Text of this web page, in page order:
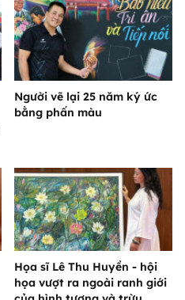
Người vẽ lại 25 năm ký ức
bằng phấn màu
Họa sĩ Lê Thu Huyền - hội
họa vượt ra ngoài ranh giới